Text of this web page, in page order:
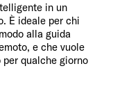
in un
È ideale per chi
alla guida
e che vuole
qualche giorno